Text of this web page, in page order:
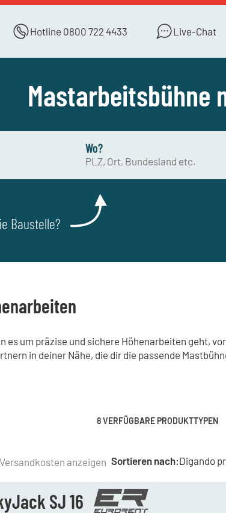
Hotline 0800 722 4433 Live-Chat
Mastarbeitsbühne
Wo?
Baustelle?
es um präzise und sichere Höhenarbeiten geht,
in deiner Nähe, die dir die passende
8 VERFÜGBARE PRODUKTTYPEN
Versandkosten anzeigen Sortieren nach:Digando
SJ 16